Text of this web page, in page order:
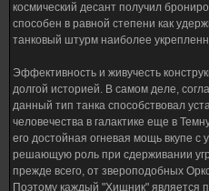
космический десант получил
способен в равной степени как
танковый штурм наиболее
Эффективность и живучесть
долгой историей. В самом деле,
данный тип танка способствовал
человечества в галактике еще в
его достойная огневая мощь вкупе с
решающую роль при сдерживании
прежде всего, от звероподобных
Поэтому каждый "Хищник" является